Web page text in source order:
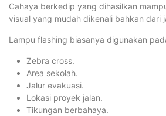
Cahaya berkedip yang dihasilkan
visual yang mudah dikenali bahkan dari
Lampu flashing biasanya digunakan
Zebra cross.
Area sekolah.
Jalur evakuasi.
Lokasi proyek jalan.
Tikungan berbahaya.